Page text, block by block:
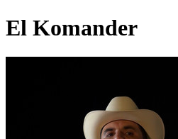
El Komander